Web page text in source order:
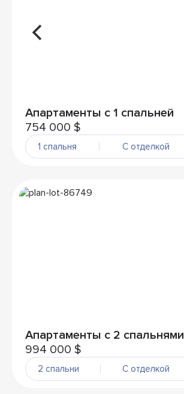
Апартаменты с 1 спальней
754 000 $
1 спальня С отделкой
Апартаменты с 2 спальнями
994 000 $
2 спальни С отделкой